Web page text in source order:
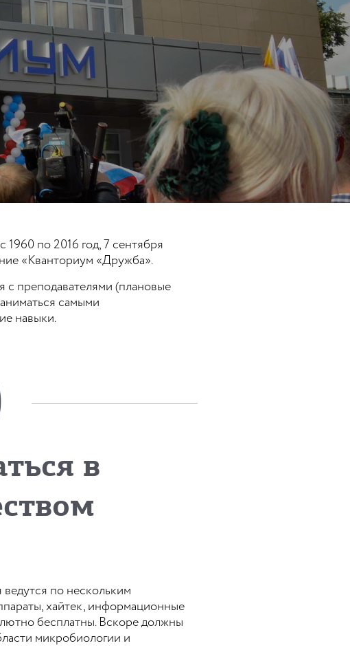
по 2016 год, 7 сентября
«Кванториум «Дружба».
с преподавателями (плановые
самыми
навыки.
в
ведутся по нескольким
хайтек, информационные
бесплатны. Вскоре должны
микробиологии и